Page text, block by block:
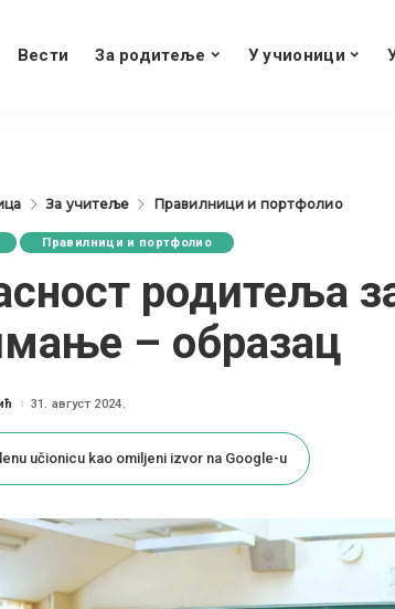
Вести За родитеље У учионици
За учитеље Правилници и портфолио
Правилници и портфолио
родитеља
– образац
31. август 2024.
učionicu kao omiljeni izvor na Google-u